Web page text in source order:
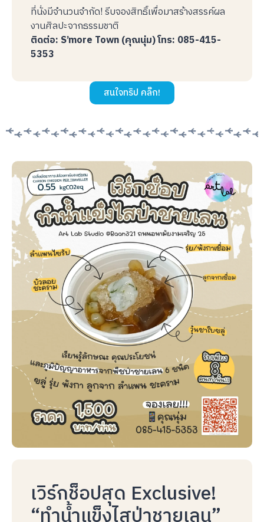
ที่นั่งมีจำนวนจำกัด! รีบจองสิทธิ์เพื่อมาสร้างสรรค์ผล
งานศิลปะจากธรรมชาติ
ติดต่อ: S’more Town (คุณนุ่ม)โทร: 085-415-
5353
สนใจทริป คลิ๊ก!
เวิร์กช็อปสุด Exclusive!